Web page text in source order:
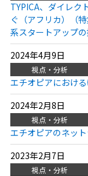
TYPICA、ダイレク
ぐ（アフリカ）（
系スタートアップの
2024年4月9日
視点・分析
エチオピアにおけ
2024年2月8日
視点・分析
エチオピアのネッ
2023年2月7日
視点・分析